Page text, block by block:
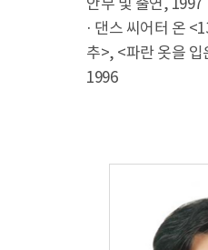
안무 및 출연, 1997
· 댄스 씨어터 온
추>, <파란 옷을 입
1996